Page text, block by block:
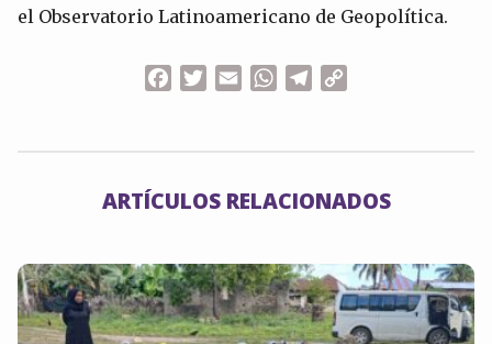
el Observatorio Latinoamericano de Geopolítica.
FacebookTwitterEmailWhatsApp
Telegram
ARTÍCULOS RELACIONADOS